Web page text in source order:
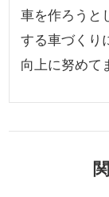
車を作ろうと
する車づくり
向上に努めて